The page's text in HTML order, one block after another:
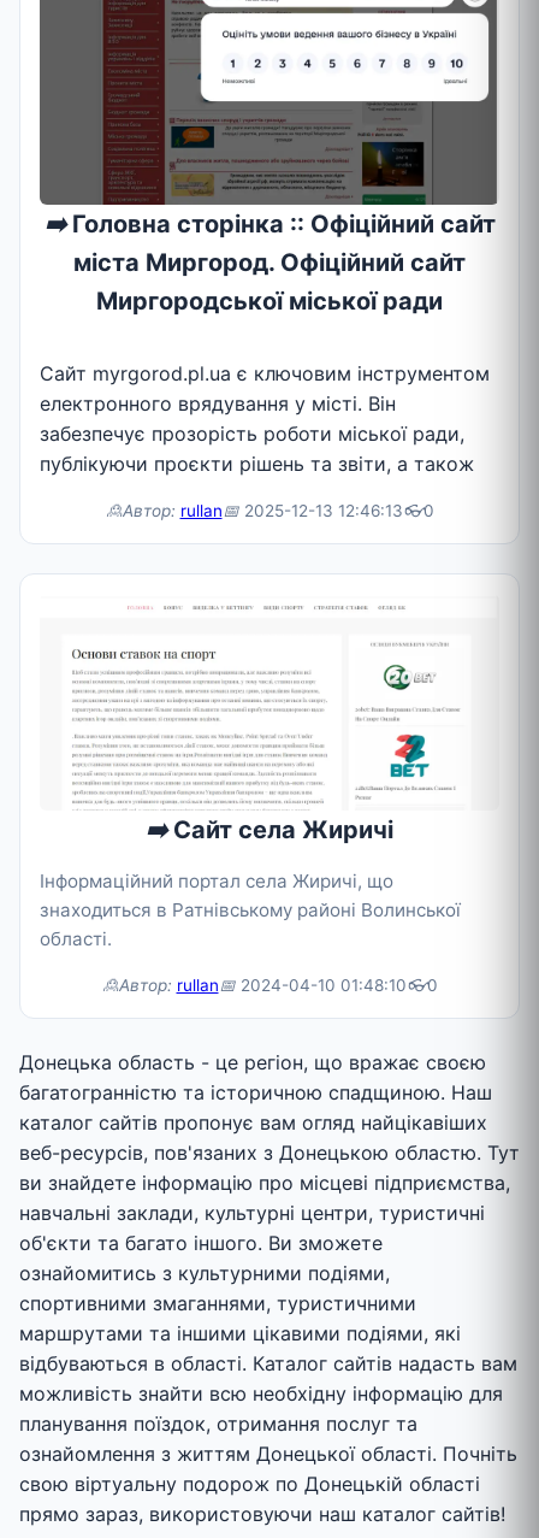
➡️Головна сторінка :: Офіційний сайт
міста Миргород. Офіційний сайт
Миргородської міської ради
Сайт myrgorod.pl.ua є ключовим інструментом
електронного врядування у місті. Він
забезпечує прозорість роботи міської ради,
публікуючи проєкти рішень та звіти, а також
🙎Автор: rullan📅2025-12-13 12:46:13👓0
➡️Сайт села Жиричі
Інформаційний портал села Жиричі, що
знаходиться в Ратнівському районі Волинської
області.
🙎Автор: rullan📅2024-04-10 01:48:10👓0
Донецька область - це регіон, що вражає своєю
багатогранністю та історичною спадщиною. Наш
каталог сайтів пропонує вам огляд найцікавіших
веб-ресурсів, пов'язаних з Донецькою областю. Тут
ви знайдете інформацію про місцеві підприємства,
навчальні заклади, культурні центри, туристичні
об'єкти та багато іншого. Ви зможете
ознайомитись з культурними подіями,
спортивними змаганнями, туристичними
маршрутами та іншими цікавими подіями, які
відбуваються в області. Каталог сайтів надасть вам
можливість знайти всю необхідну інформацію для
планування поїздок, отримання послуг та
ознайомлення з життям Донецької області. Почніть
свою віртуальну подорож по Донецькій області
прямо зараз, використовуючи наш каталог сайтів!